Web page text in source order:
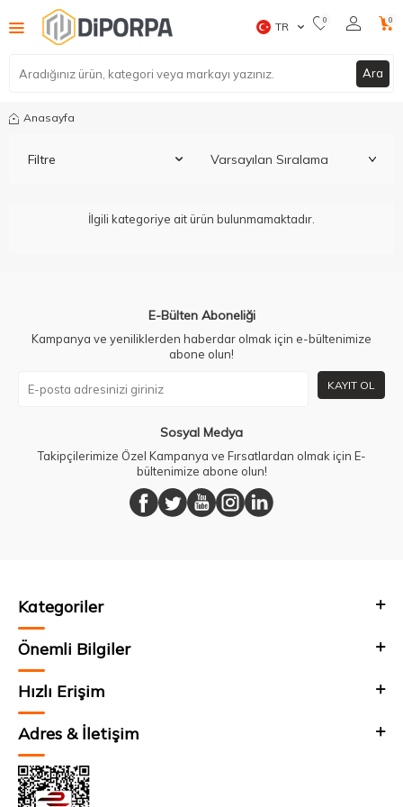
Ara
TR 0 0
Anasayfa
Filtre
İlgili kategoriye ait ürün bulunmamaktadır.
E-Bülten Aboneliği
Kampanya ve yeniliklerden haberdar olmak için e-bültenimize
abone olun!
KAYIT OL
Sosyal Medya
Takipçilerimize Özel Kampanya ve Fırsatlardan olmak için E-
bültenimize abone olun!
Kategoriler
Önemli Bilgiler
Hızlı Erişim
Adres & İletişim